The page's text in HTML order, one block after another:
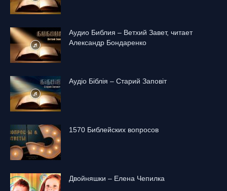
Аудио Библия – Ветхий Завет, читает
Александр Бондаренко
Аудіо Біблія – Старий Заповіт
1570 Библейских вопросов
Двойняшки – Елена Чепилка